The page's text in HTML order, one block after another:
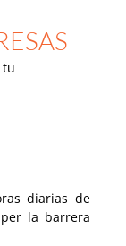
diarias de
la barrera